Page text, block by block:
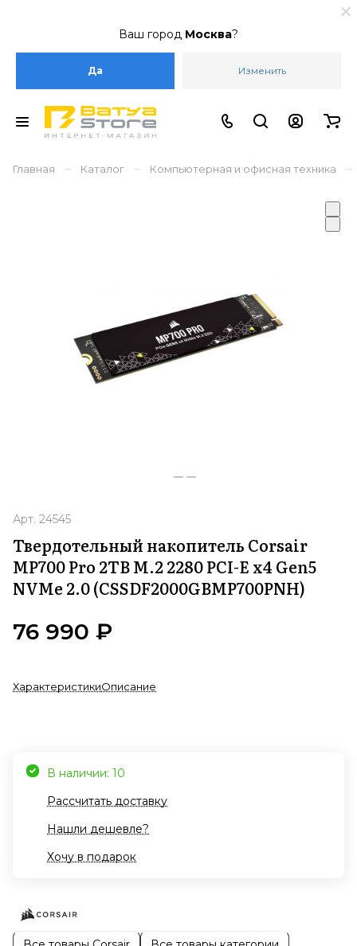
Ваш город Москва?
Да Изменить
Главная – Каталог – Компьютерная и офисная техника –
Арт. 24545
Твердотельный накопитель Corsair
MP700 Pro 2TB M.2 2280 PCI-E x4 Gen5
NVMe 2.0 (CSSDF2000GBMP700PNH)
76 990 ₽
ХарактеристикиОписание
В наличии: 10
Рассчитать доставку
Нашли дешевле?
Хочу в подарок